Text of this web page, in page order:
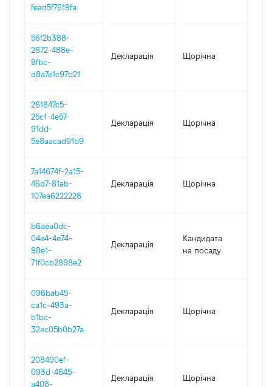
fead5f7619fa
56f2b388-
2672-488e-
9fbc-
d8a7e1c97b21
Декларація Щорічна
261847c5-
25c1-4e57-
91dd-
5e8aacad91b9
Декларація Щорічна
7a14674f-2a15-
46d7-81ab-
107ea6222228
Декларація Щорічна
b6aea0dc-
04e4-4e74-
98e1-
71f0cb2898e2
Декларація
Кандидата
на посаду
096bab45-
ca1c-493a-
b1bc-
32ec05b0b27a
Декларація Щорічна
208490ef-
093d-4645-
a408-
Декларація Щорічна